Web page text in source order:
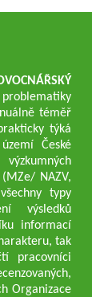
téměř
týká
České
NAZV,
typy
výsledků
informací
tak
pracovníci
Organizace